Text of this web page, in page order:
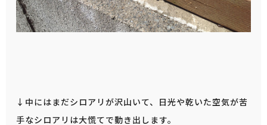
↓中にはまだシロアリが沢山いて、日光や乾いた空気が苦
手なシロアリは大慌てで動き出します。